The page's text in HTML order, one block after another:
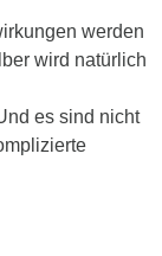
werden
wird natürlich
es sind nicht